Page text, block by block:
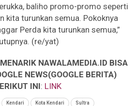
baliho promo-promo seperti
kita turunkan semua. Pokoknya
Perda kita turunkan semua,”
(re/yat)
NAWALAMEDIA.ID BISA
NEWS(GOOGLE BERITA)
INI: LINK
Kendari Kota Kendari Sultra